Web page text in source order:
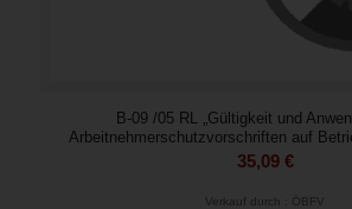
B-09 /05 RL „Gültigkeit und
Arbeitnehmerschutzvorschriften auf
35,09 €
Verkauf durch : ÖBFV